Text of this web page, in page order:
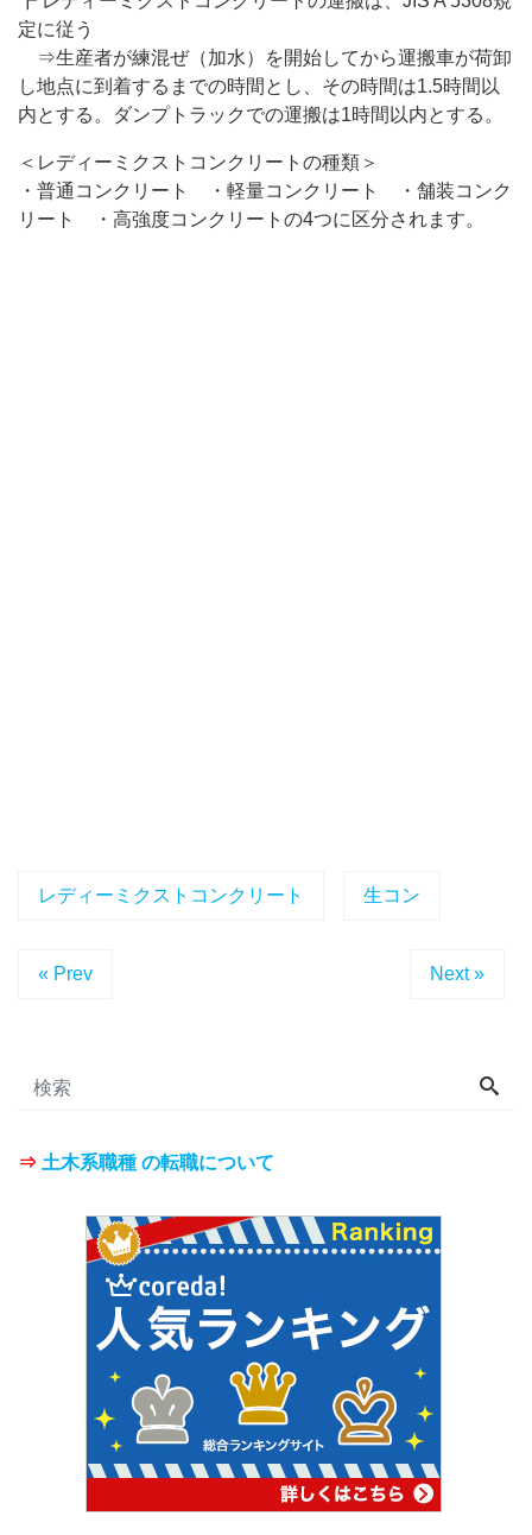
定に従う
⇒生産者が練混ぜ（加水）を開始してから運搬車が荷卸
し地点に到着するまでの時間とし、その時間は1.5時間以
内とする。ダンプトラックでの運搬は1時間以内とする。
＜レディーミクストコンクリートの種類＞
・普通コンクリート ・軽量コンクリート ・舗装コンク
リート ・高強度コンクリートの4つに区分されます。
レディーミクストコンクリート 生コン
« Prev Next »
⇒ 土木系職種 の転職について